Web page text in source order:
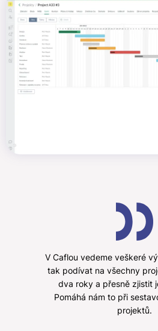
V Caflou vedeme veškeré
tak podívat na všechny
dva roky a přesně zjistit
Pomáhá nám to při
projektů.